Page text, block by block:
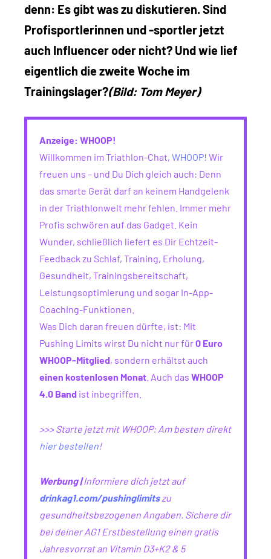
denn: Es gibt was zu diskutieren. Sind
Profisportlerinnen und -sportler jetzt
auch Influencer oder nicht? Und wie lief
eigentlich die zweite Woche im
Trainingslager?(Bild: Tom Meyer)
Anzeige: WHOOP!
Willkommen im Triathlon-Chat, WHOOP! Wir
freuen uns – und Du Dich gleich auch: Denn
das smarte Gerät darf an keinem Handgelenk
in der Triathlonwelt mehr fehlen. Immer mehr
Profis schwören auf das Gadget. Kein
Wunder, schließlich liefert es Dir Echtzeit-
Feedback zu Schlaf, Training, Erholung,
Gesundheit, Trainingsbereitschaft,
Leistungsoptimierung und sogar In-App-
Coaching-Funktionen.
Was Dich daran freuen dürfte, ist: Mit
Pushing Limits wirst Du nicht nur für0 Euro
WHOOP-Mitglied, sondern erhältst auch
einen kostenlosen Monat . Auch das WHOOP
4.0 Band ist inbegriffen.
>>> Starte jetzt mit WHOOP: Am besten direkt
hier bestellen!
Werbung |Informiere dich jetzt auf
drinkag1.com/pushinglimitszu
gesundheitsbezogenen Angaben. Sichere dir
bei deiner AG1 Erstbestellung einen gratis
Jahresvorrat an Vitamin D3+K2 & 5